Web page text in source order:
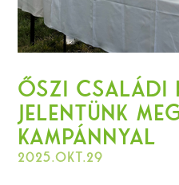
ŐSZI CSALÁDI
JELENTÜNK
KAMPÁNNYAL
2025.okt.29